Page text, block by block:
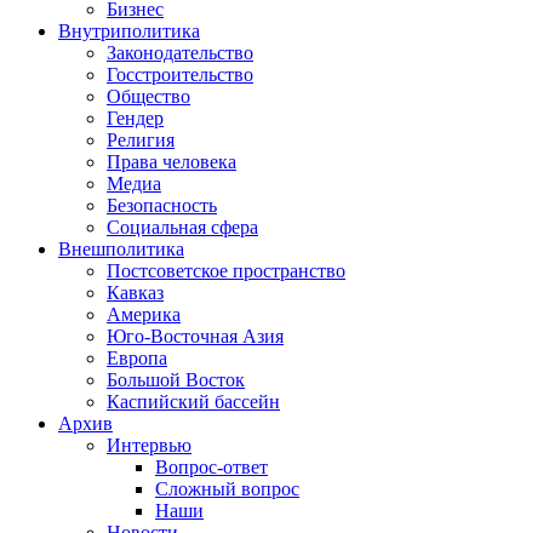
Бизнес
Внутриполитика
Законодательство
Госстроительство
Общество
Гендер
Религия
Права человека
Медиа
Безопасность
Социальная сфера
Внешполитика
Постсоветское пространство
Кавказ
Америка
Юго-Восточная Азия
Европа
Большой Восток
Каспийский бассейн
Архив
Интервью
Вопрос-ответ
Сложный вопрос
Наши